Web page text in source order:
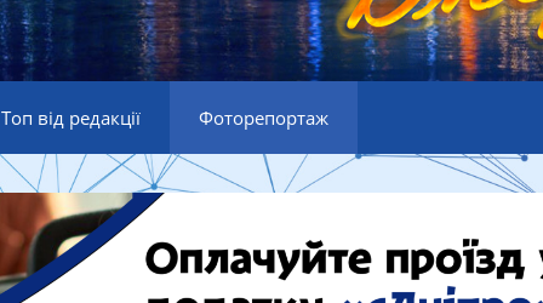
Топ від редакції Фоторепортаж